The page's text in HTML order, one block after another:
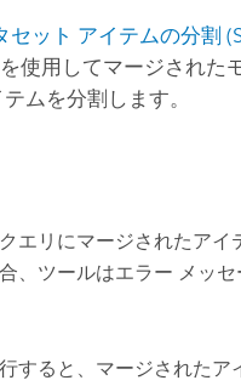
セット アイテムの分割
使用してマージされた
ムを分割します。
エリにマージされたアイ
、ツールはエラー メッセ
すると、マージされたア